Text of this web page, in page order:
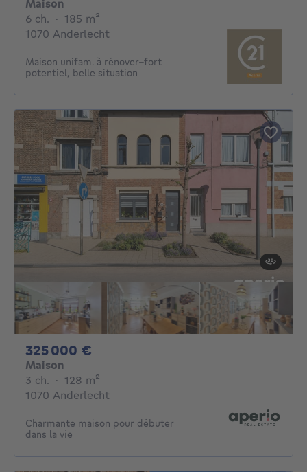
Maison
6 ch. 6 chambres
· 185 m²
1070 Anderlecht
Maison unifam. à rénover–fort
potentiel, belle situation
325 000 €
Maison
3 ch. 3 chambres
· 128 m²
1070 Anderlecht
Charmante maison pour débuter
dans la vie